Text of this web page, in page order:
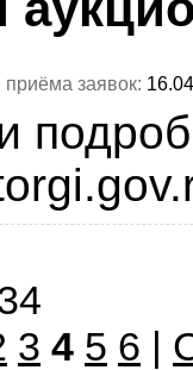
заявок:
3 4 5 6 |